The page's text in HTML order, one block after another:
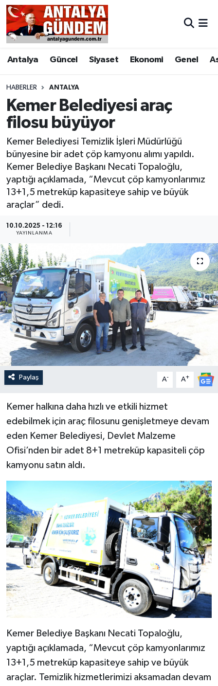
Antalya Güncel Siyaset Ekonomi Genel
HABERLER ANTALYA
Kemer Belediyesi araç
filosu büyüyor
Kemer Belediyesi Temizlik İşleri Müdürlüğü
bünyesine bir adet çöp kamyonu alımı yapıldı.
Kemer Belediye Başkanı Necati Topaloğlu,
yaptığı açıklamada, “Mevcut çöp kamyonlarımız
13+1,5 metreküp kapasiteye sahip ve büyük
araçlar” dedi.
10.10.2025 - 12:16
YAYINLANMA
Paylaş A- A+
Kemer halkına daha hızlı ve etkili hizmet
edebilmek için araç filosunu genişletmeye devam
eden Kemer Belediyesi, Devlet Malzeme
Ofisi’nden bir adet 8+1 metreküp kapasiteli çöp
kamyonu satın aldı.
Kemer Belediye Başkanı Necati Topaloğlu,
yaptığı açıklamada, “Mevcut çöp kamyonlarımız
13+1,5 metreküp kapasiteye sahip ve büyük
araçlar. Temizlik hizmetlerimizi aksamadan devam
Antalya
Asayiş
Bilim & Teknoloji
Bölge
EĞİTİM
Genel
Görüntülü Haber
Güncel
Kültür & Sanat
Magazin
Resmi İlan
Sağlık & Yaşam
Siyaset
Spor
Antalya Nöbetçi Eczaneler
Antalya Hava Durumu
Antalya Namaz Vakitleri
Antalya Trafik Yoğunluk Haritası
Süper Lig Puan Durumu ve Fikstür
Son Dakika Haberleri
Haber Arşivi